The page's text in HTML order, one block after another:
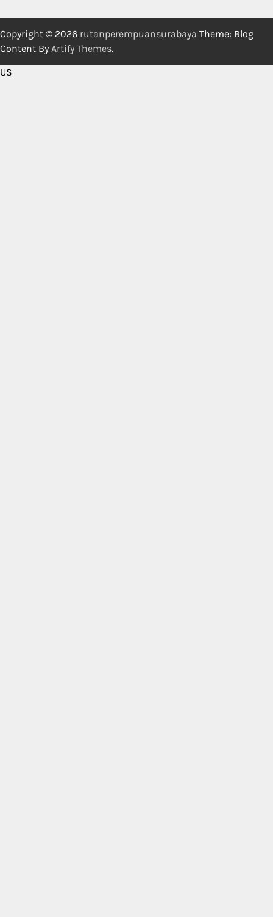
Copyright © 2026 rutanperempuansurabaya Theme: Blog
Content By Artify Themes.
US